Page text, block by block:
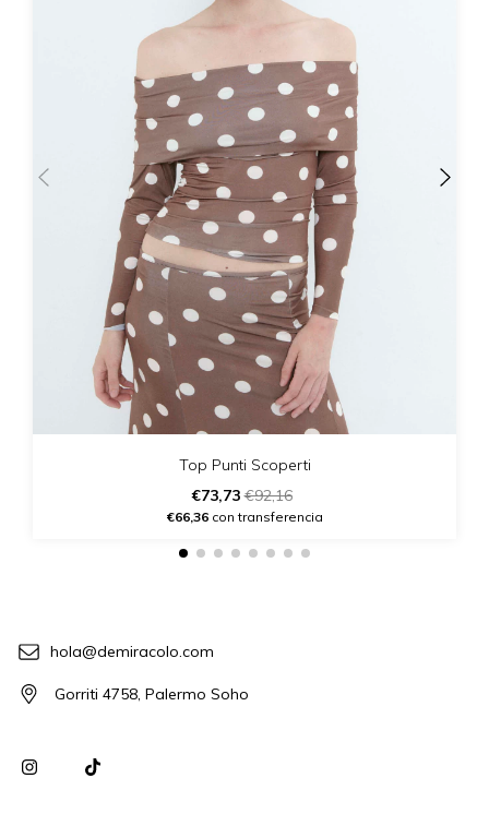
Top Punti Scoperti
€73,73€92,16
€66,36con transferencia
hola@demiracolo.com
Gorriti 4758, Palermo Soho